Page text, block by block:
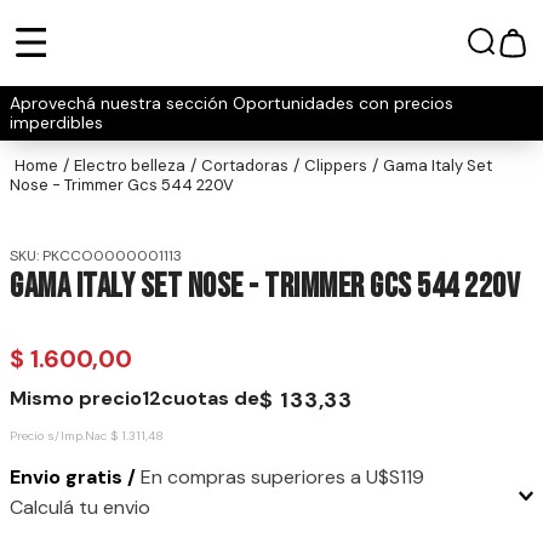
Aprovechá nuestra sección Oportunidades con precios
imperdibles
electro belleza cortadoras clippers
Gama Italy Set
Nose - Trimmer Gcs 544 220V
SKU: PKCCO0000001113
Gama Italy Set Nose - Trimmer Gcs 544 220V
$ 1.600,00
Mismo precio12cuotas de$ 133,33
Precio s/Imp.Nac $ 1.311,48
Envio gratis /En compras superiores a U$S119
Calculá tu envio